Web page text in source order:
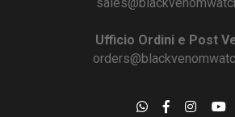
Ufficio Ordini e Post